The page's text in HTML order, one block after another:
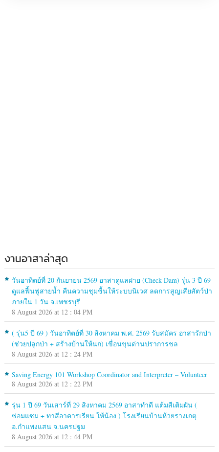
งานอาสาล่าสุด
วันอาทิตย์ที่ 20 กันยายน 2569 อาสาดูแลฝาย (Check Dam) รุ่น 3 ปี 69
ดูแลฟื้นฟูสายน้ำ คืนความชุมชื้นให้ระบบนิเวศ ลดการสูญเสียสัตว์ป่า
ภายใน 1 วัน จ.เพชรบุรี
8 August 2026 at 12 : 04 PM
( รุ่น5 ปี 69 ) วันอาทิตย์ที่ 30 สิงหาคม พ.ศ. 2569 รับสมัคร อาสารักป่า
(ช่วยปลูกป่า + สร้างบ้านให้นก) เขื่อนขุนด่านปราการชล
8 August 2026 at 12 : 24 PM
Saving Energy 101 Workshop Coordinator and Interpreter – Volunteer
8 August 2026 at 12 : 22 PM
รุ่น 1 ปี 69 วันเสาร์ที่ 29 สิงหาคม 2569 อาสาทำดี แต้มสีเติมฝัน (
ซ่อมแซม + ทาสีอาคารเรียน ให้น้อง ) โรงเรียนบ้านห้วยรางเกตุ
อ.กำแพงแสน จ.นครปฐม
8 August 2026 at 12 : 44 PM